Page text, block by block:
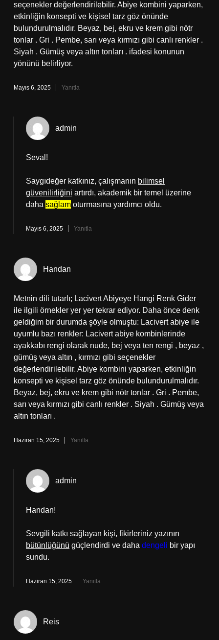
seçenekler değerlendirilebilir. Abiye kombini yaparken,
etkinliğin konsepti ve kişisel tarz göz önünde
bulundurulmalıdır. Beyaz, bej, ekru ve krem gibi nötr
tonlar . Gri . Pembe, sarı veya kırmızı gibi canlı renkler .
Siyah . Gümüş veya altın tonları . ifadesi konunun
yönünü belirliyor.
Mayıs 6, 2025 Yanıtla
admin
Seval!
Saygıdeğer katkınız, çalışmanın bilimsel
güvenilirliğini artırdı, akademik bir temel üzerine
daha sağlam oturmasına yardımcı oldu.
Mayıs 6, 2025 Yanıtla
Handan
Metnin dili tutarlı; Lacivert Abiyeye Hangi Renk Gider
ile ilgili örnekler yer yer tekrar ediyor. Daha önce denk
geldiğim bir durumda şöyle olmuştu: Lacivert abiye ile
uyumlu bazı renkler: Lacivert abiye kombinlerinde
ayakkabı rengi olarak nude, bej veya ten rengi , beyaz ,
gümüş veya altın , kırmızı gibi seçenekler
değerlendirilebilir. Abiye kombini yaparken, etkinliğin
konsepti ve kişisel tarz göz önünde bulundurulmalıdır.
Beyaz, bej, ekru ve krem gibi nötr tonlar . Gri . Pembe,
sarı veya kırmızı gibi canlı renkler . Siyah . Gümüş veya
altın tonları .
Haziran 15, 2025 Yanıtla
admin
Handan!
Sevgili katkı sağlayan kişi, fikirleriniz yazının
bütünlüğünü güçlendirdi ve daha dengeli bir yapı
sundu.
Haziran 15, 2025 Yanıtla
Reis